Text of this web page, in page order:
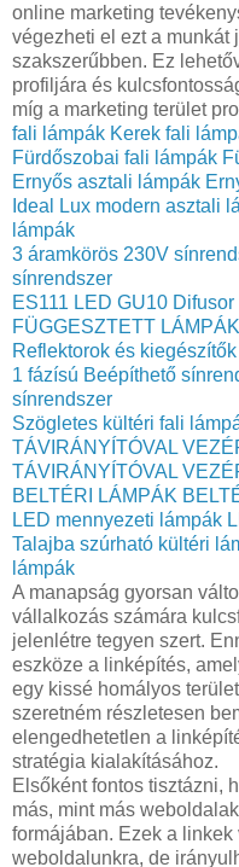
online marketing
végezheti el ezt a munkát
szakszerűbben. Ez
profiljára és
míg a marketing terület
fali lámpák Kerek fali
Fürdőszobai fali lámpák
Ernyős asztali lámpák
Ideal Lux modern asztali
lámpák
3 áramkörös 230V
sínrendszer
ES111 LED GU10 Difusor
FÜGGESZTETT LÁMPÁK
Reflektorok és kiegészítők
1 fázísú Beépíthető
sínrendszer
Szögletes kültéri fali
TÁVIRÁNYÍTÓVAL
TÁVIRÁNYÍTÓVAL
BELTÉRI LÁMPÁK
LED mennyezeti lámpák
Talajba szúrható kültéri
lámpák
A manapság gyorsan
vállalkozás számára
jelenlétre tegyen szert.
eszköze a linképítés,
egy kissé homályos
szeretném részletesen
elengedhetetlen a
stratégia kialakításához.
Elsőként fontos tisztázni,
más, mint más
formájában. Ezek a
weboldalunkra, de